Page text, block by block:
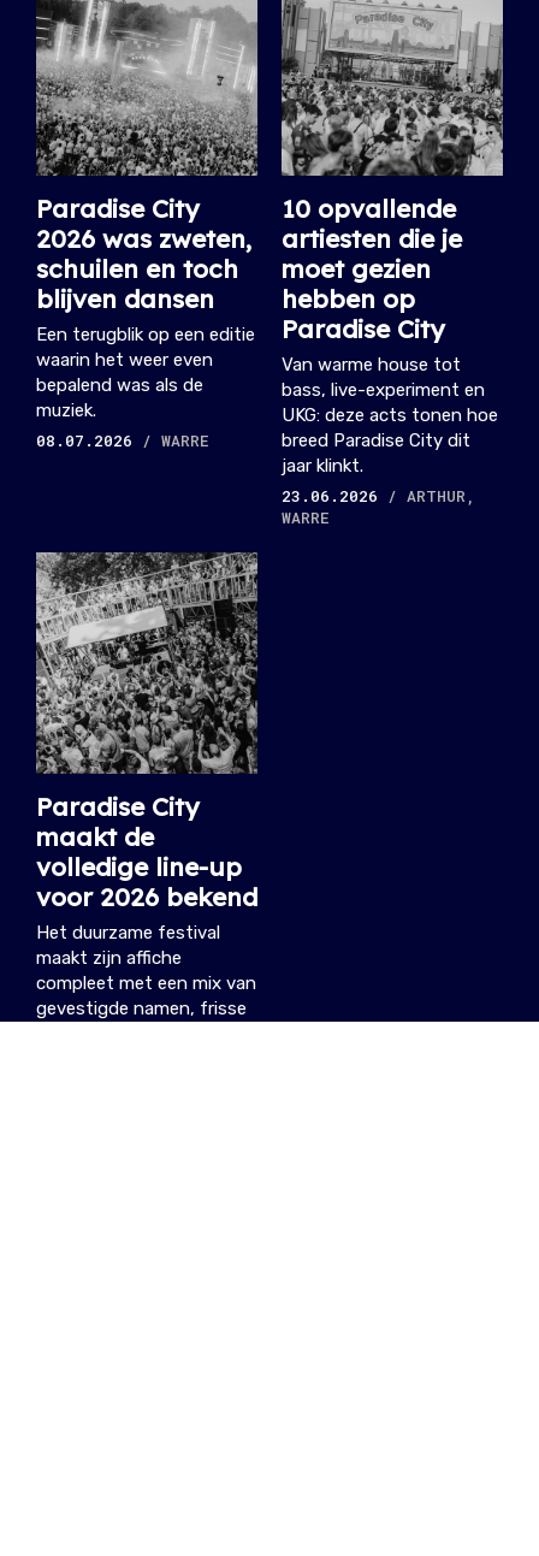
Paradise City
2026 was zweten,
schuilen en toch
blijven dansen
Een terugblik op een editie
waarin het weer even
bepalend was als de
muziek.
08.07.2026
/ WARRE
10 opvallende
artiesten die je
moet gezien
hebben op
Paradise City
Van warme house tot
bass, live-experiment en
UKG: deze acts tonen hoe
breed Paradise City dit
jaar klinkt.
23.06.2026
/ ARTHUR,
WARRE
Paradise City
maakt de
volledige line-up
voor 2026 bekend
Het duurzame festival
maakt zijn affiche
compleet met een mix van
gevestigde namen, frisse